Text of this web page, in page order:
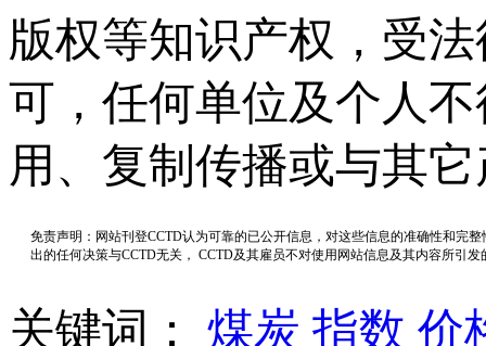
版权等知识产权，受
可，任何单位及个人
用、复制传播或与其
免责声明：网站刊登CCTD认为可靠的已公开信息，对这些信息的准确性和完
出的任何决策与CCTD无关， CCTD及其雇员不对使用网站信息及其内容所引
关键词： 煤炭 指数 价